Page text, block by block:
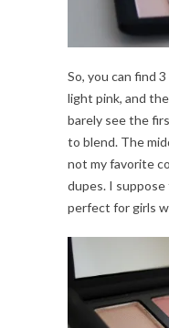
So, you can find
light pink, and
barely see the
to blend. The
not my favorite
dupes. I
perfect for girls